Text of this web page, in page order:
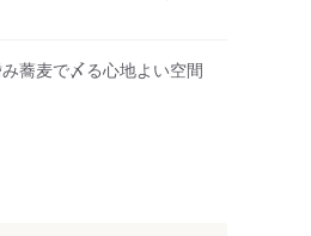
蕎麦で〆る心地よい空間